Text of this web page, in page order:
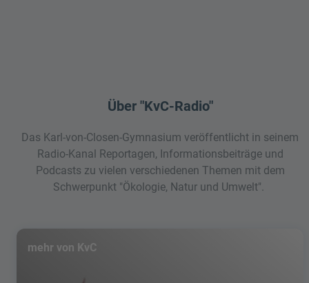
Über "KvC-Radio"
Das Karl-von-Closen-Gymnasium veröffentlicht in seinem
Radio-Kanal Reportagen, Informationsbeiträge und
Podcasts zu vielen verschiedenen Themen mit dem
Schwerpunkt "Ökologie, Natur und Umwelt".
mehr von KvC